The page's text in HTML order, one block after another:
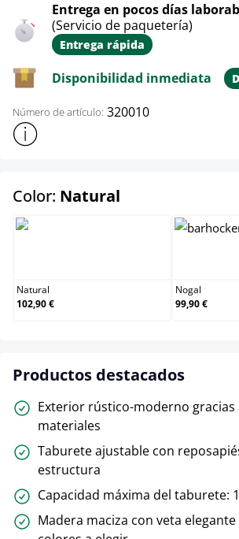
Entrega en pocos días
(Servicio de paquetería)
Entrega rápida
Disponibilidad inmediata
Número de artículo: 320010
Mostrar más información sobre el producto
Color: Natural
Natural
102,90 €
Nogal
99,90 €
Productos destacados
Exterior rústico-moderno gracias
materiales
Taburete ajustable con
estructura
Capacidad máxima del taburete:
Madera maciza con veta